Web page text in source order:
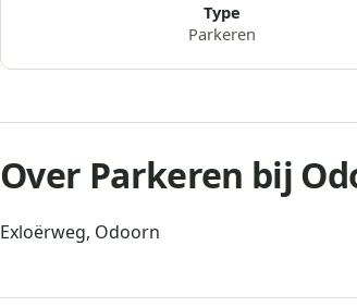
Type
Parkeren
Over Parkeren bij
Exloërweg, Odoorn